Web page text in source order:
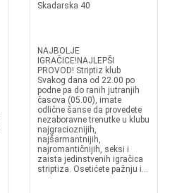
Skadarska 40
NAJBOLJE
IGRAČICE!NAJLEPŠI
PROVOD! Striptiz klub
Svakog dana od 22.00 po
podne pa do ranih jutranjih
časova (05.00), imate
odlične šanse da provedete
nezaboravne trenutke u klubu
najgracioznijih,
najšarmantnijih,
najromantičnijih, seksi i
zaista jedinstvenih igračica
striptiza. Osetićete pažnju i...